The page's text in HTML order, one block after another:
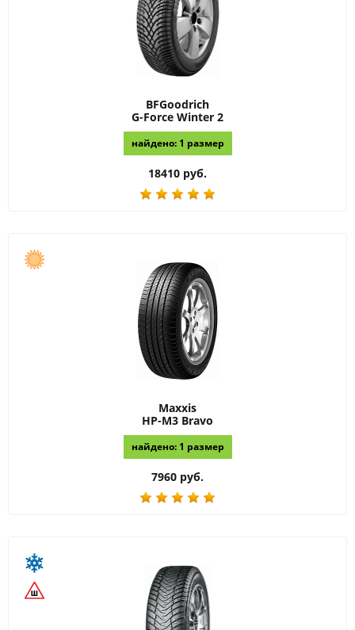
BFGoodrich
G-Force Winter 2
найдено: 1 размер
18410 руб.
Maxxis
HP-M3 Bravo
найдено: 1 размер
7960 руб.